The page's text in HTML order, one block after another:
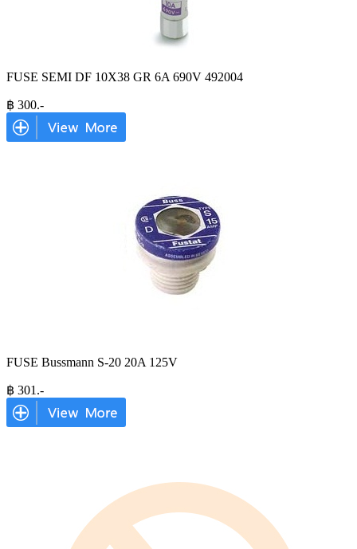
FUSE SEMI DF 10X38 GR 6A 690V 492004
฿ 300.-
FUSE Bussmann S-20 20A 125V
฿ 301 .-